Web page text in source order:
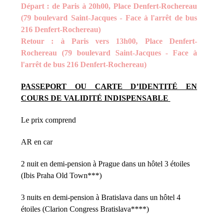
Départ : de Paris à 20h00, Place Denfert-Rochereau
(79 boulevard Saint-Jacques - Face à l'arrêt de bus
216 Denfert-Rochereau)
Retour : à Paris vers 13h00, Place Denfert-
Rochereau (79 boulevard Saint-Jacques - Face à
l'arrêt de bus 216 Denfert-Rochereau)
PASSEPORT OU CARTE D’IDENTITÉ EN
COURS DE VALIDITÉ INDISPENSABLE
Le prix comprend
AR en car
2 nuit en demi-pension à Prague dans un hôtel 3 étoiles
(Ibis Praha Old Town***)
3 nuits en demi-pension à Bratislava dans un hôtel 4
étoiles (Clarion Congress Bratislava****)